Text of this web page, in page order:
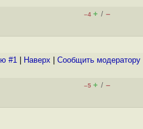
–4 + / –
#1 Наверх Cообщить модератору
–5 + / –